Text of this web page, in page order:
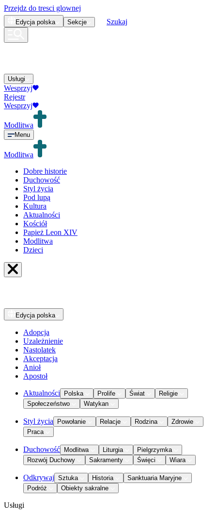
Przejdz do tresci glownej
Edycja polska Sekcje Szukaj
Usługi
Wesprzyj
Rejestr
Wesprzyj
Modlitwa
Menu
Modlitwa
Dobre historie
Duchowość
Styl życia
Pod lupą
Kultura
Aktualności
Kościół
Papież Leon XIV
Modlitwa
Dzieci
Edycja polska
Adopcja
Uzależnienie
Nastolatek
Akceptacja
Anioł
Apostoł
Aktualności Polska Prolife Świat
Religie
Społeczeństwo
Watykan
Styl życia Powołanie Relacje Rodzina
Zdrowie
Praca
Duchowość Modlitwa Liturgia
Pielgrzymka
Rozwój Duchowy
Sakramenty Święci Wiara
Odkrywaj Sztuka Historia
Sanktuaria Maryjne
Podróż
Obiekty sakralne
Usługi